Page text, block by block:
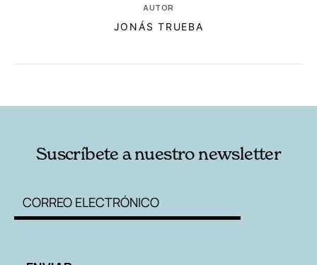
AUTOR
JONÁS TRUEBA
Suscríbete a nuestro newsletter